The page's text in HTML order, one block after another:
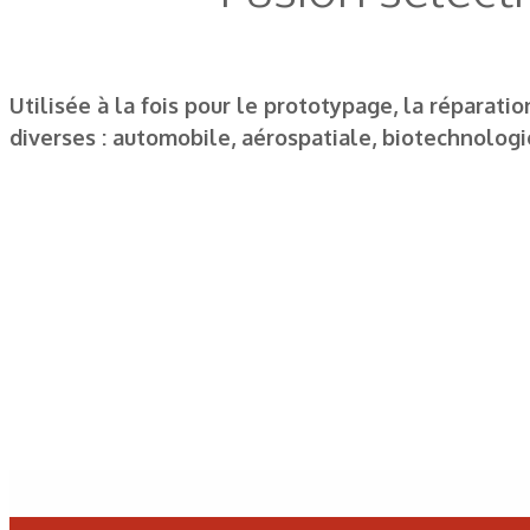
Utilisée à la fois pour le prototypage, la
diverses : automobile, aérospatiale,